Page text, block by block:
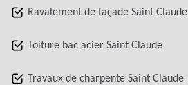
Ravalement de façade Saint Claude
Toiture bac acier Saint Claude
Travaux de charpente Saint Claude